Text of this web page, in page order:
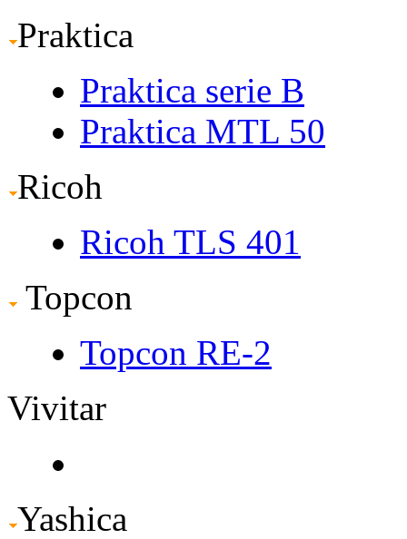
Praktica
Praktica serie B
Praktica MTL 50
Ricoh
Ricoh TLS 401
Topcon
Topcon RE-2
Vivitar
Yashica